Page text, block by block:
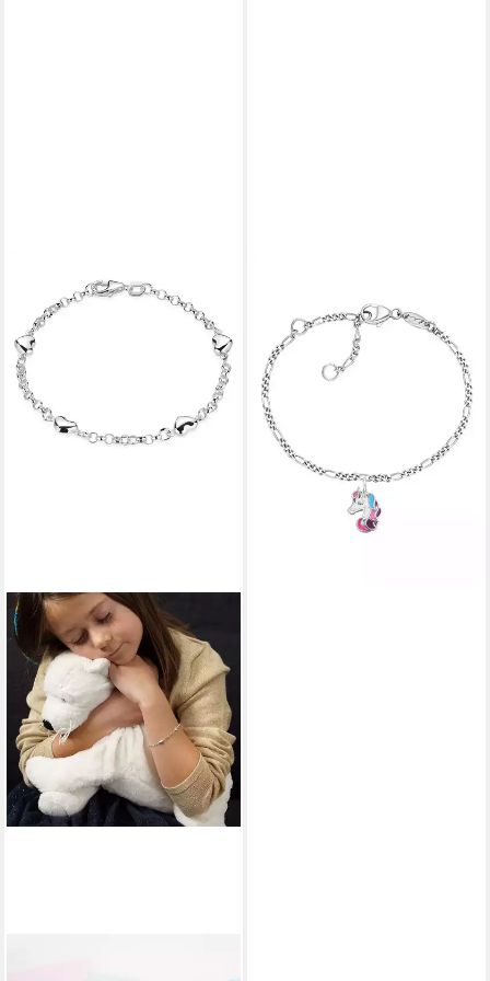
Emaille
39,97 €
44,90 €
-11%
lieferbar - in 1-2 Werktagen bei dir